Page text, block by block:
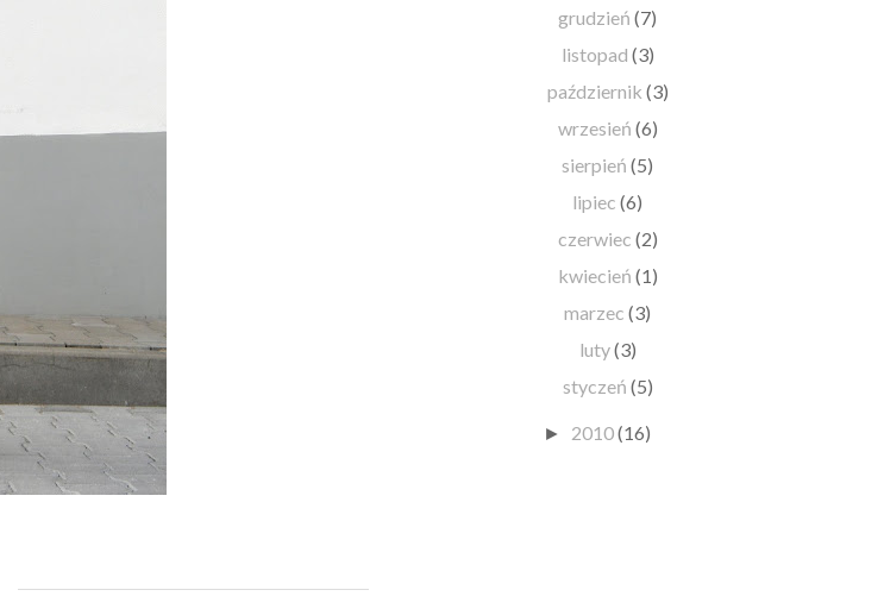
grudzień(7)
listopad (3)
październik (3)
wrzesień (6)
sierpień(5)
lipiec(6)
czerwiec (2)
kwiecień (1)
marzec(3)
luty(3)
styczeń (5)
► 2010(16)